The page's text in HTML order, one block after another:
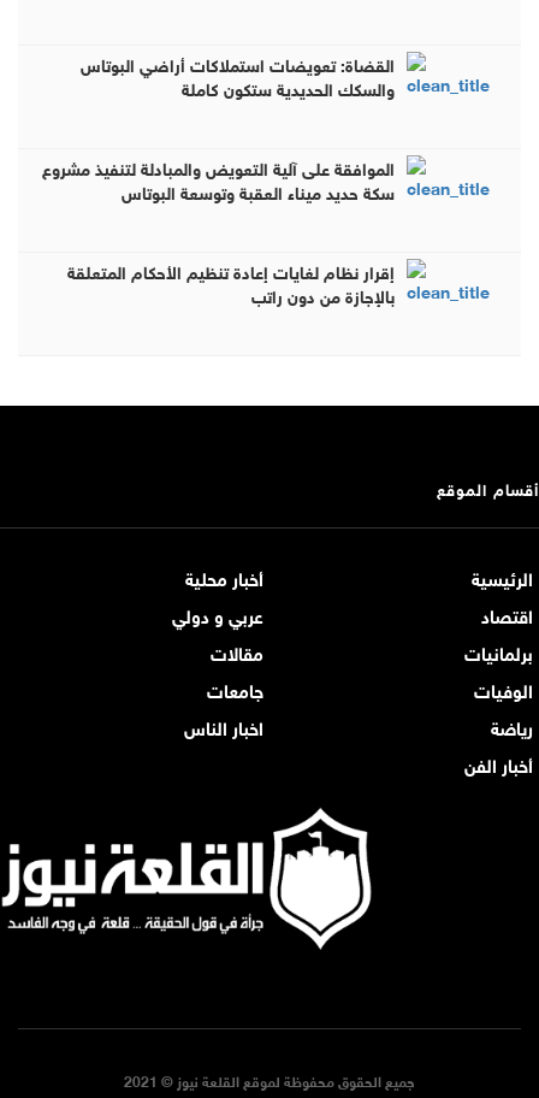
القضاة: تعويضات استملاكات أراضي البوتاس
والسكك الحديدية ستكون كاملة
الموافقة على آلية التعويض والمبادلة لتنفيذ مشروع
سكة حديد ميناء العقبة وتوسعة البوتاس
إقرار نظام لغايات إعادة تنظيم الأحكام المتعلقة
بالإجازة من دون راتب
أقسام الموقع
الرئيسية
أخبار محلية
اقتصاد
عربي و دولي
برلمانيات
مقالات
الوفيات
جامعات
رياضة
اخبار الناس
أخبار الفن
جميع الحقوق محفوظة لموقع القلعة نيوز © 2021